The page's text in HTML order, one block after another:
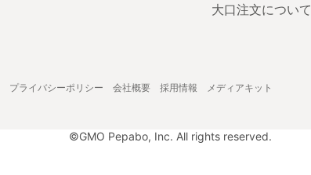
大口注文について
プライバシーポリシー 会社概要 採用情報 メディアキット
©GMO Pepabo, Inc. All rights reserved.